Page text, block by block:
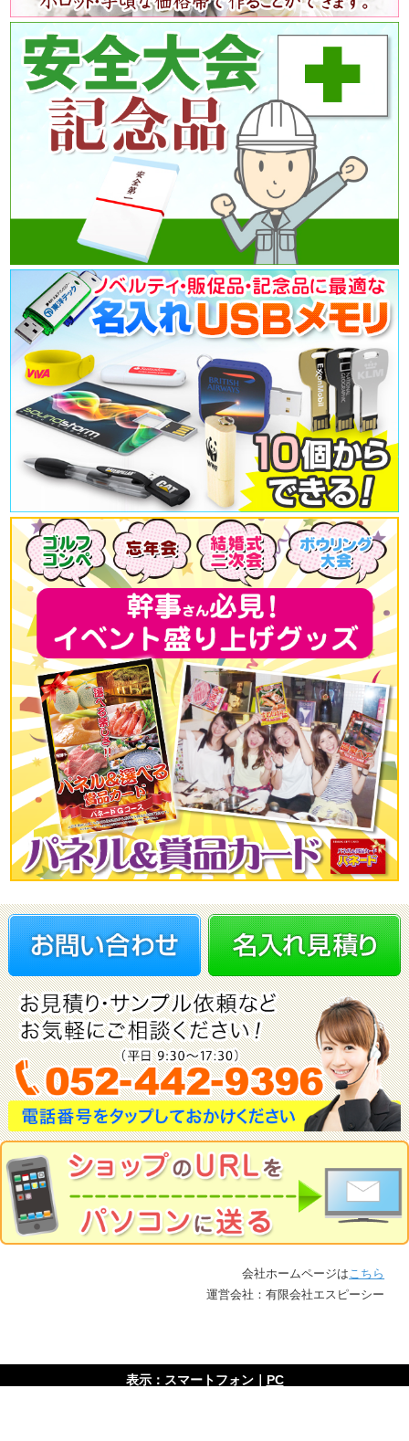
会社ホームページはこちら
運営会社：有限会社エスピーシー
表示：スマートフォン｜ PC